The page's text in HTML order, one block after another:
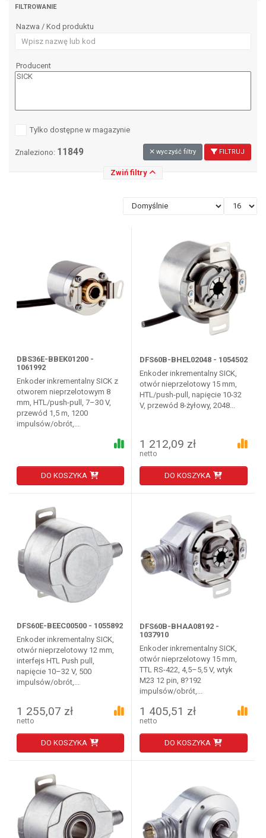
FILTROWANIE
Nazwa / Kod produktu
Producent
Tylko dostępne w magazynie
Znaleziono: 11849 wyczyść filtry FILTRUJ
Zwiń filtry
DBS36E-BBEK01200 -
1061992
Enkoder inkrementalny SICK z
otworem nieprzelotowym 8
mm, HTL/push-pull, 7–30 V,
przewód 1,5 m, 1200
impulsów/obrót,...
DO KOSZYKA
DFS60B-BHEL02048 - 1054502
Enkoder inkrementalny SICK,
otwór nieprzelotowy 15 mm,
HTL/push-pull, napięcie 10-32
V, przewód 8-żyłowy, 2048...
1 212,09 zł
netto
DO KOSZYKA
DFS60E-BEEC00500 - 1055892
Enkoder inkrementalny SICK,
otwór nieprzelotowy 12 mm,
interfejs HTL Push pull,
napięcie 10–32 V, 500
impulsów/obrót,...
1 255,07 zł
netto
DO KOSZYKA
DFS60B-BHAA08192 -
1037910
Enkoder inkrementalny SICK,
otwór nieprzelotowy 15 mm,
TTL RS-422, 4,5–5,5 V, wtyk
M23 12 pin, 8?192
impulsów/obrót,...
1 405,51 zł
netto
DO KOSZYKA